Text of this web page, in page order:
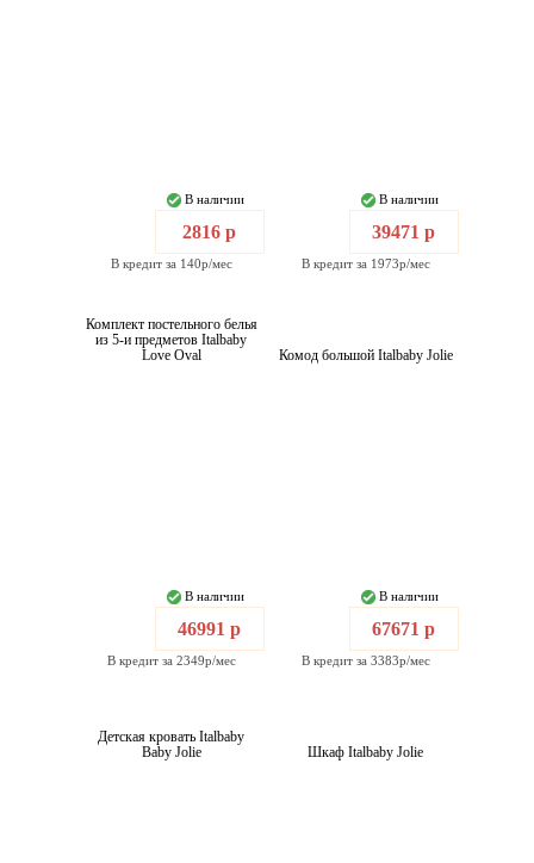
В наличии
2816 р
В кредит за 140р/мес
В наличии
39471 р
В кредит за 1973р/мес
Комплект постельного белья
из 5-и предметов Italbaby
Love Oval
В наличии
46991 р
В кредит за 2349р/мес
Комод большой Italbaby Jolie
В наличии
67671 р
В кредит за 3383р/мес
Детская кровать Italbaby
Baby Jolie
Шкаф Italbaby Jolie